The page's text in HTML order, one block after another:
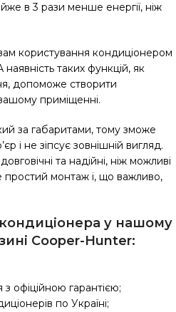
в 3 рази менше енергії, ніж
користування кондиціонером
таких функцій, як
допоможе створити
приміщенні.
за габаритами, тому зможе
і не зіпсує зовнішній вигляд.
та надійні, ніж можливі
монтаж і, що важливо,
у нашому
Сooper-Hunter:
офіційною гарантією;
по Україні;